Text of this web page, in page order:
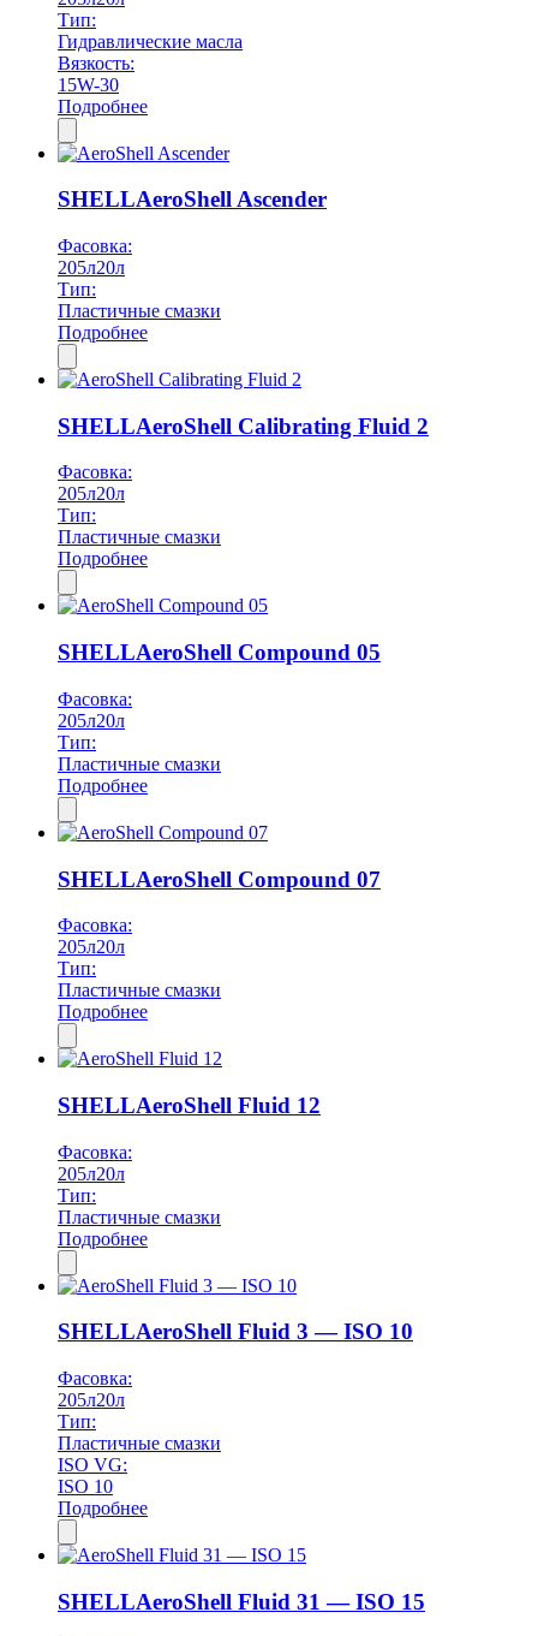
Тип:
Гидравлические масла
Вязкость:
15W-30
Подробнее
SHELLAeroShell Ascender
Фасовка:
205л20л
Тип:
Пластичные смазки
Подробнее
SHELLAeroShell Calibrating Fluid 2
Фасовка:
205л20л
Тип:
Пластичные смазки
Подробнее
SHELLAeroShell Compound 05
Фасовка:
205л20л
Тип:
Пластичные смазки
Подробнее
SHELLAeroShell Compound 07
Фасовка:
205л20л
Тип:
Пластичные смазки
Подробнее
SHELLAeroShell Fluid 12
Фасовка:
205л20л
Тип:
Пластичные смазки
Подробнее
SHELLAeroShell Fluid 3 — ISO 10
Фасовка:
205л20л
Тип:
Пластичные смазки
ISO VG:
ISO 10
Подробнее
SHELLAeroShell Fluid 31 — ISO 15